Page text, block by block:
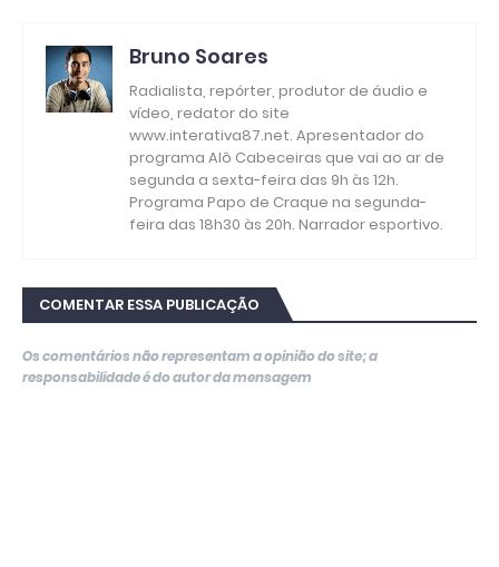
Bruno Soares
Radialista, repórter, produtor de áudio e
vídeo, redator do site
www.interativa87.net. Apresentador do
programa Alô Cabeceiras que vai ao ar de
segunda a sexta-feira das 9h às 12h.
Programa Papo de Craque na segunda-
feira das 18h30 às 20h. Narrador esportivo.
COMENTAR ESSA PUBLICAÇÃO
Os comentários não representam a opinião do site; a
responsabilidade é do autor da mensagem